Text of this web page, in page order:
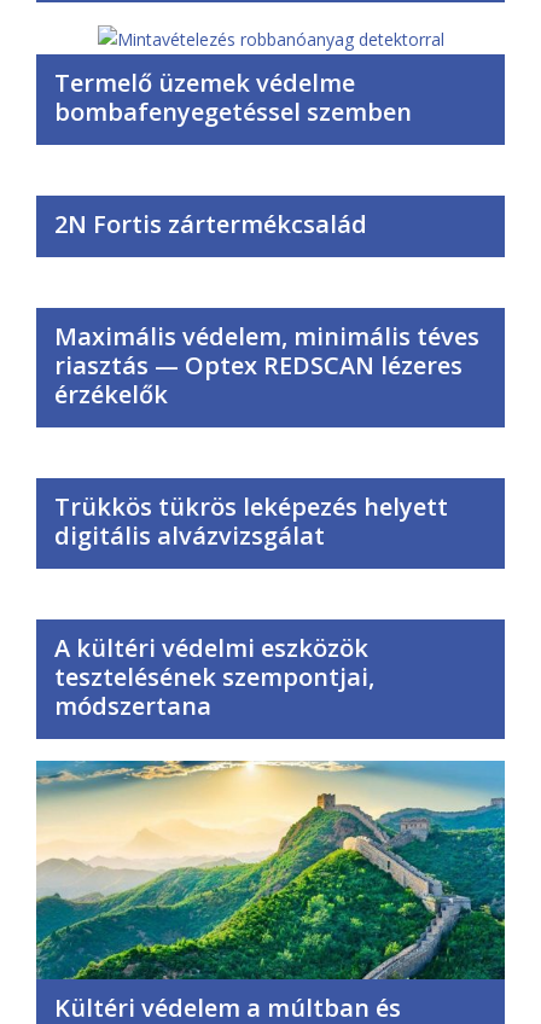
Termelő üzemek védelme
bombafenyegetéssel szemben
2N Fortis zártermékcsalád
Maximális védelem, minimális téves
riasztás — Optex REDSCAN lézeres
érzékelők
Trükkös tükrös leképezés helyett
digitális alvázvizsgálat
A kültéri védelmi eszközök
tesztelésének szempontjai,
módszertana
Kültéri védelem a múltban és